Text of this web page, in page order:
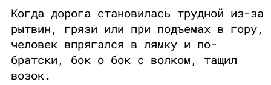
Когда дорога становилась трудной из-за
рытвин, грязи или при подъемах в гору,
человек впрягался в лямку и по-
братски, бок о бок с волком, тащил
возок.